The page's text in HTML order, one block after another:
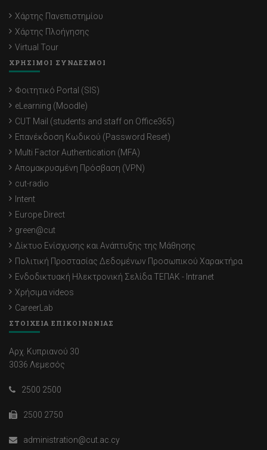
Χάρτης Πανεπιστημίου
Χάρτης Πλοήγησης
Virtual Tour
ΧΡΗΣΙΜΟΙ ΣΥΝΔΕΣΜΟΙ
Φοιτητικό Portal (SIS)
eLearning (Moodle)
CUT Mail (students and staff on Office365)
Επανέκδοση Κωδικού (Password Reset)
Multi Factor Authentication (MFA)
Απομακρυσμένη Πρόσβαση (VPN)
cut-radio
Intent
Europe Direct
green@cut
Δίκτυο Ενίσχυσης και Ανάπτυξης της Μάθησης
Πολιτική Προστασίας Δεδομένων Προσωπικού Χαρακτήρα
Ενδοδικτυακή Ηλεκτρονική Σελίδα ΤΕΠΑΚ - Intranet
Χρήσιμα videos
CareerLab
ΣΤΟΙΧΕΙΑ ΕΠΙΚΟΙΝΩΝΙΑΣ
Αρχ. Κυπριανού 30
3036 Λεμεσός
2500 2500
2500 2750
administration@cut.ac.cy